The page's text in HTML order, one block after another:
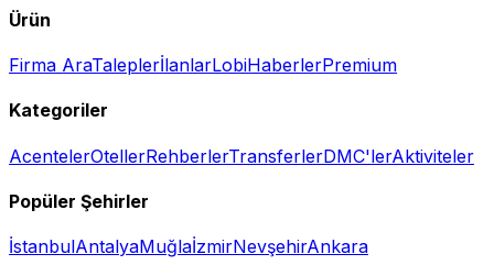
Ürün
Firma AraTaleplerİlanlarLobiHaberlerPremium
Kategoriler
AcentelerOtellerRehberlerTransferlerDMC'lerAktiviteler
Popüler Şehirler
İstanbulAntalyaMuğlaİzmirNevşehirAnkara